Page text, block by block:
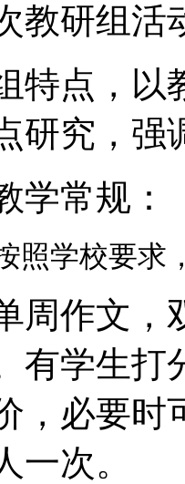
教研组活
特点，以
研究，强
学常规：
照学校要求
周作文，
有学生打
，必要时
一次。